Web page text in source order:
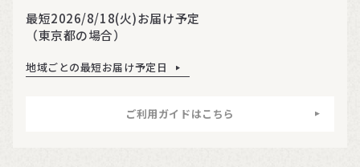
最短2026/8/18(火)お届け予定
（東京都の場合）
地域ごとの最短お届け予定日
ご利用ガイドはこちら